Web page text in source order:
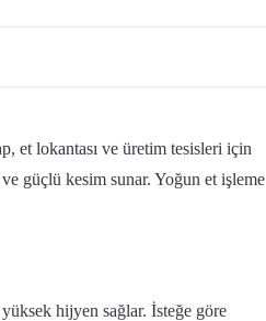
et lokantası ve üretim tesisleri için
güçlü kesim sunar. Yoğun et işleme
hijyen sağlar. İsteğe göre